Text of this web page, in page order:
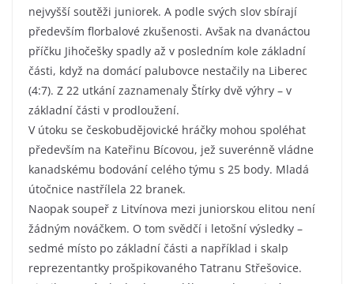
nejvyšší soutěži juniorek. A podle svých slov sbírají
především florbalové zkušenosti. Avšak na dvanáctou
příčku Jihočešky spadly až v posledním kole základní
části, když na domácí palubovce nestačily na Liberec
(4:7). Z 22 utkání zaznamenaly Štírky dvě výhry – v
základní části v prodloužení.
V útoku se českobudějovické hráčky mohou spoléhat
především na Kateřinu Bícovou, jež suverénně vládne
kanadskému bodování celého týmu s 25 body. Mladá
útočnice nastřílela 22 branek.
Naopak soupeř z Litvínova mezi juniorskou elitou není
žádným nováčkem. O tom svědčí i letošní výsledky –
sedmé místo po základní části a například i skalp
reprezentantky prošpikovaného Tatranu Střešovice.